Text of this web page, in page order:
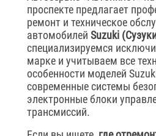
проспекте предлагает
ремонт и техническое
автомобилей Suzuki
специализируемся
марке и учитываем все
особенности моделей
современные системы
электронные блоки
трансмиссий.